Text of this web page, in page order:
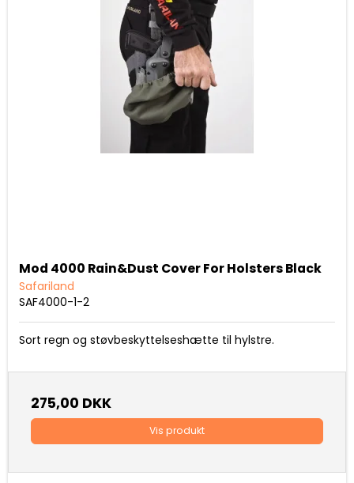
Mod 4000 Rain&Dust Cover For Holsters Black
Safariland
SAF4000-1-2
Sort regn og støvbeskyttelseshætte til hylstre.
275,00 DKK
Vis produkt